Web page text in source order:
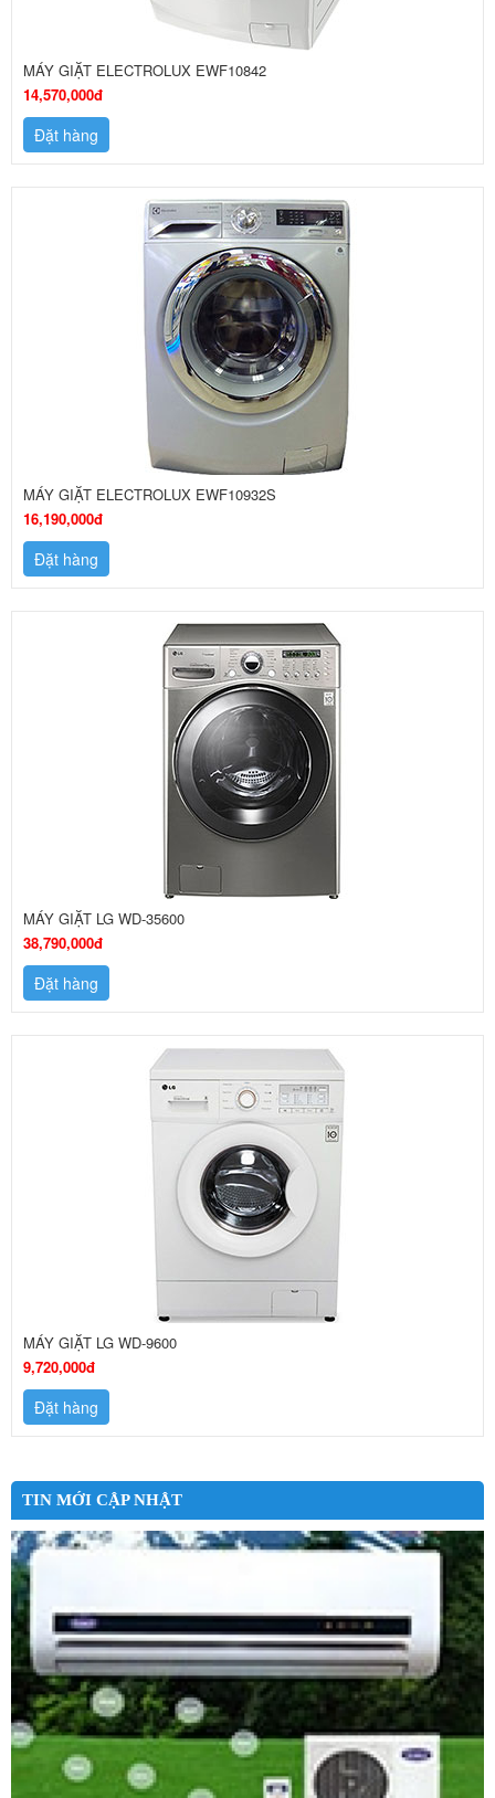
MÁY GIẶT ELECTROLUX EWF10842
14,570,000đ
Đặt hàng
MÁY GIẶT ELECTROLUX EWF10932S
16,190,000đ
Đặt hàng
MÁY GIẶT LG WD-35600
38,790,000đ
Đặt hàng
MÁY GIẶT LG WD-9600
9,720,000đ
Đặt hàng
TIN MỚI CẬP NHẬT